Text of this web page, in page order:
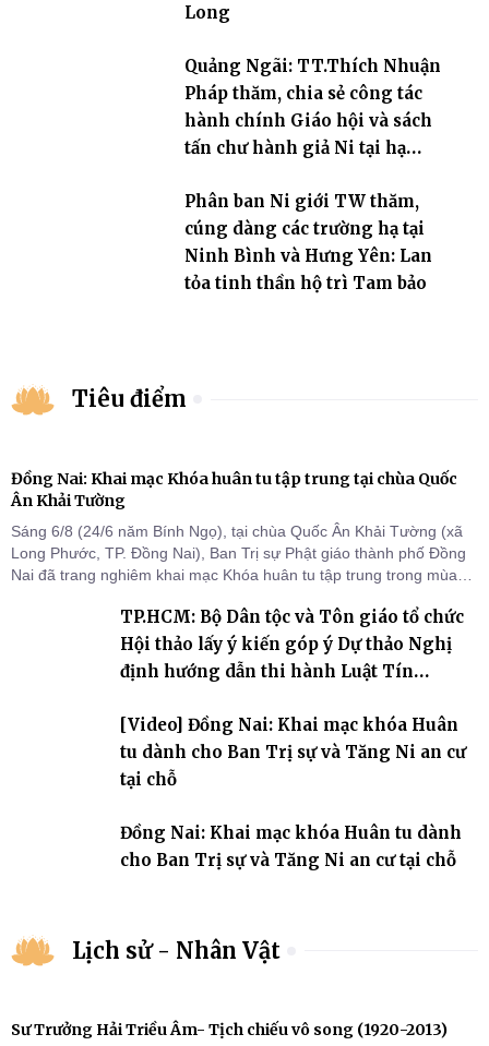
Long
Quảng Ngãi: TT.Thích Nhuận
Pháp thăm, chia sẻ công tác
hành chính Giáo hội và sách
tấn chư hành giả Ni tại hạ
tỉnh
Phân ban Ni giới TW thăm,
cúng dàng các trường hạ tại
Ninh Bình và Hưng Yên: Lan
tỏa tinh thần hộ trì Tam bảo
Tiêu điểm
Đồng Nai: Khai mạc Khóa huân tu tập trung tại chùa Quốc
Ân Khải Tường
Sáng 6/8 (24/6 năm Bính Ngọ), tại chùa Quốc Ân Khải Tường (xã
Long Phước, TP. Đồng Nai), Ban Trị sự Phật giáo thành phố Đồng
Nai đã trang nghiêm khai mạc Khóa huân tu tập trung trong mùa
chỗ khu vực VII, VIII và trường hạ chùa Quốc Ân Khải Tường.
TP.HCM: Bộ Dân tộc và Tôn giáo tổ chức
Hội thảo lấy ý kiến góp ý Dự thảo Nghị
định hướng dẫn thi hành Luật Tín
[Video] Đồng Nai: Khai mạc khóa Huân
tu dành cho Ban Trị sự và Tăng Ni an cư
tại chỗ
Đồng Nai: Khai mạc khóa Huân tu dành
cho Ban Trị sự và Tăng Ni an cư tại chỗ
Lịch sử - Nhân Vật
Sư Trưởng Hải Triều Âm- Tịch chiếu vô song (1920-2013)